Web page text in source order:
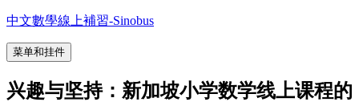
跳
内
中文數學線上補習-Sinobus
菜单和挂件
兴趣与坚持：新加坡小学数学线上课程的